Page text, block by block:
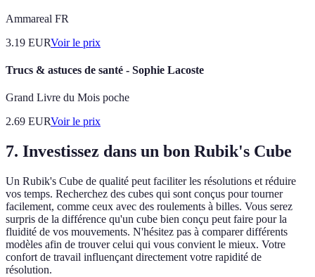
Ammareal FR
3.19 EURVoir le prix
Trucs & astuces de santé - Sophie Lacoste
Grand Livre du Mois poche
2.69 EURVoir le prix
7. Investissez dans un bon Rubik's Cube
Un Rubik's Cube de qualité peut faciliter les résolutions et réduire
vos temps. Recherchez des cubes qui sont conçus pour tourner
facilement, comme ceux avec des roulements à billes. Vous serez
surpris de la différence qu'un cube bien conçu peut faire pour la
fluidité de vos mouvements. N'hésitez pas à comparer différents
modèles afin de trouver celui qui vous convient le mieux. Votre
confort de travail influençant directement votre rapidité de
résolution.